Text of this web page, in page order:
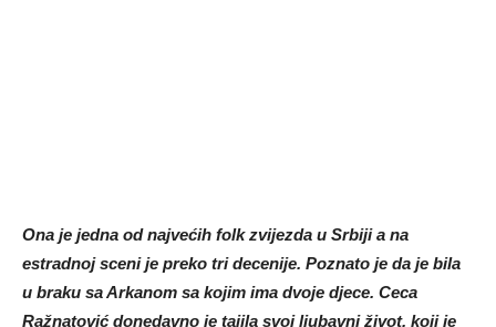
Ona je jedna od najvećih folk zvijezda u Srbiji a na
estradnoj sceni je preko tri decenije. Poznato je da je bila
u braku sa Arkanom sa kojim ima dvoje djece. Ceca
Ražnatović donedavno je tajila svoj ljubavni život, koji je